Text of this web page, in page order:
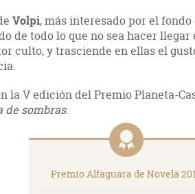
Volpi, más interesado por el
de todo lo que no sea hacer llegar
culto, y trasciende en ellas el
la V edición del Premio Planeta-
de sombras.
Premio Alfaguara de Novela